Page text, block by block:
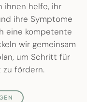
ihnen helfe, ihr
ihre Symptome
eine kompetente
wir gemeinsam
um Schritt für
fördern.